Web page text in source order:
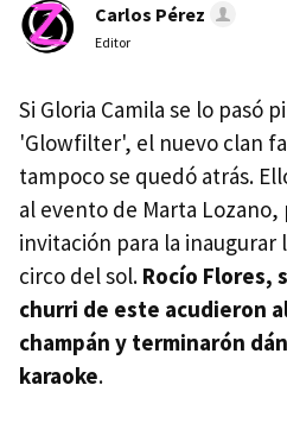
Carlos Pérez
Editor
Si Gloria Camila se lo pasó
'Glowfilter', el nuevo clan
tampoco se quedó atrás.
al evento de Marta
invitación para la
circo del sol. Rocío Flores,
churri de este acudieron
champán y terminarón
karaoke.